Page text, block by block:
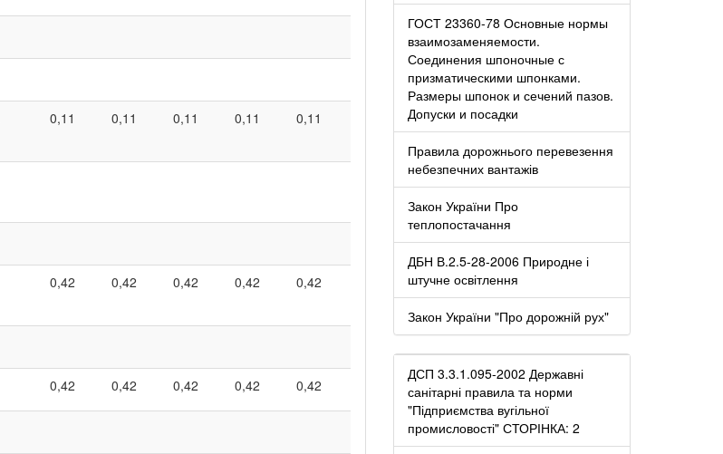
0,11 0,11 0,11 0,11 0,11
0,42 0,42 0,42 0,42 0,42
0,42 0,42 0,42 0,42 0,42
ГОСТ 23360-78 Основные нормы
взаимозаменяемости.
Соединения шпоночные с
призматическими шпонками.
Размеры шпонок и сечений пазов.
Допуски и посадки
Правила дорожнього перевезення
небезпечних вантажів
Закон України Про
теплопостачання
ДБН В.2.5-28-2006 Природне і
штучне освітлення
Закон України "Про дорожній рух"
ДСП 3.3.1.095-2002 Державні
санітарні правила та норми
"Підприємства вугільної
промисловості" СТОРІНКА: 2